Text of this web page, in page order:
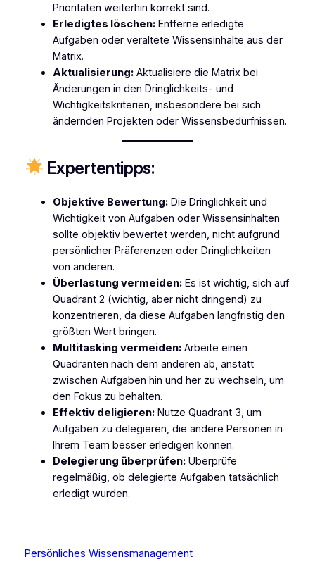
Prioritäten weiterhin korrekt sind.
Erledigtes löschen:Entferne erledigte
Aufgaben oder veraltete Wissensinhalte aus der
Matrix.
Aktualisierung:Aktualisiere die Matrix bei
Änderungen in den Dringlichkeits- und
Wichtigkeitskriterien, insbesondere bei sich
ändernden Projekten oder Wissensbedürfnissen.
Expertentipps:
Objektive Bewertung:Die Dringlichkeit und
Wichtigkeit von Aufgaben oder Wissensinhalten
sollte objektiv bewertet werden, nicht aufgrund
persönlicher Präferenzen oder Dringlichkeiten
von anderen.
Überlastung vermeiden:Es ist wichtig, sich auf
Quadrant 2 (wichtig, aber nicht dringend) zu
konzentrieren, da diese Aufgaben langfristig den
größten Wert bringen.
Multitasking vermeiden:Arbeite einen
Quadranten nach dem anderen ab, anstatt
zwischen Aufgaben hin und her zu wechseln, um
den Fokus zu behalten.
Effektiv deligieren:Nutze Quadrant 3, um
Aufgaben zu delegieren, die andere Personen in
Ihrem Team besser erledigen können.
Delegierung überprüfen:Überprüfe
regelmäßig, ob delegierte Aufgaben tatsächlich
erledigt wurden.
Persönliches Wissensmanagement